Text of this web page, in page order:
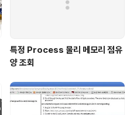
특정 Process 물리 메모리 점유
양 조회